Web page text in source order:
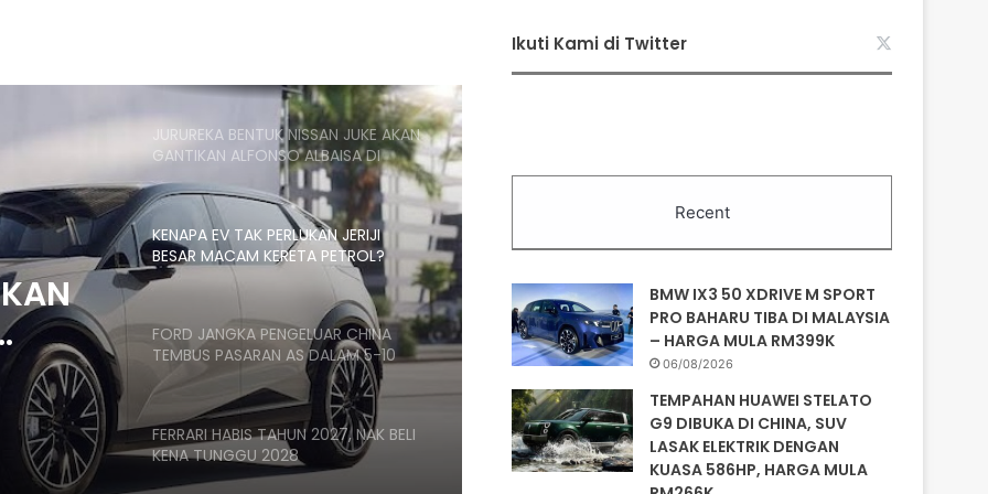
AS
KENAPA EV TAK PERLUKAN JERIJI
BESAR MACAM KERETA PETROL?
FORD JANGKA PENGELUAR CHINA
TEMBUS PASARAN AS DALAM 5-10
TAHUN
FERRARI HABIS TAHUN 2027, NAK BELI
KENA TUNGGU 2028
GIIAS 2026: BYD M6 iDM, MPV PHEV
DENGAN 1000KM PERJALANAN
Ikuti Kami di Twitter
Recent
BMW IX3 50 XDRIVE M SPORT
PRO BAHARU TIBA DI MALAYSIA
– HARGA MULA RM399K
06/08/2026
TEMPAHAN HUAWEI STELATO
G9 DIBUKA DI CHINA, SUV
LASAK ELEKTRIK DENGAN
KUASA 586HP, HARGA MULA